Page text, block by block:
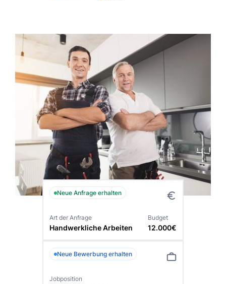
Neue Anfrage erhalten
Art der Anfrage
Handwerkliche Arbeiten
Budget
12.000€
Neue Bewerbung erhalten
Jobposition